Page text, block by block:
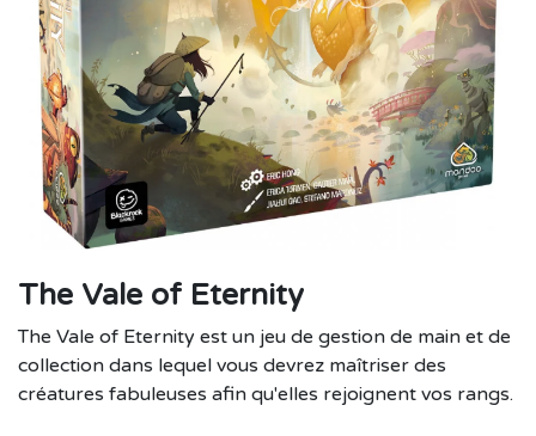
The Vale of Eternity
The Vale of Eternity est un jeu de gestion de main et de
collection dans lequel vous devrez maîtriser des
créatures fabuleuses afin qu'elles rejoignent vos rangs.